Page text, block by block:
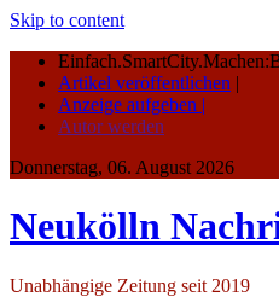
Skip to content
Artikel veröffentlichen |
Anzeige aufgeben |
Autor werden
Donnerstag, 06. August 2026
Neukölln
Unabhängige Zeitung seit 2019